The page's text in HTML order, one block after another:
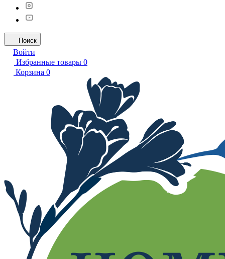
Поиск
Войти
Избранные товары 0
Корзина 0